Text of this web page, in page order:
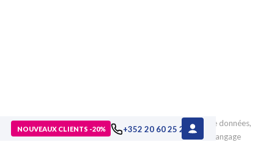
NOUVEAUX CLIENTS -20% +352 20 60 25 26
> Formations>Technologies numériques
Data : bases de données,
SGBD>Les fondamentaux> Formation Chaîne e-learning langage